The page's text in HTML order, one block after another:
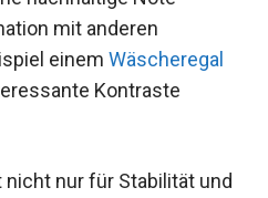
mit anderen
einem Wäscheregal
Kontraste
nur für Stabilität und